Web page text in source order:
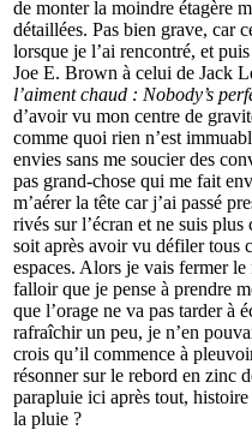
de monter la moindre étagère
détaillées. Pas bien grave, car
lorsque je l’ai rencontré, et
Joe E. Brown à celui de Jack
l’aiment chaud : Nobody’s
d’avoir vu mon centre de
comme quoi rien n’est
envies sans me soucier des
pas grand-chose qui me fait
m’aérer la tête car j’ai passé
rivés sur l’écran et ne suis
soit après avoir vu défiler tous
espaces. Alors je vais fermer
falloir que je pense à prendre
que l’orage ne va pas tarder à
rafraîchir un peu, je n’en
crois qu’il commence à
résonner sur le rebord en zinc
parapluie ici après tout,
la pluie ?